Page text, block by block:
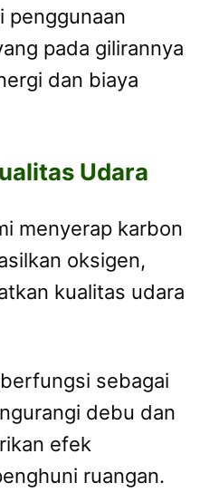
penggunaan
pada gilirannya
dan biaya
Udara
menyerap karbon
oksigen,
kualitas udara
sebagai
debu dan
efek
ruangan.